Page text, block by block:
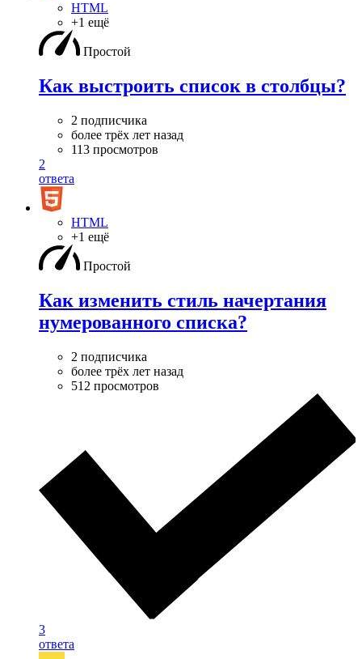
HTML
+1 ещё
Простой
Как выстроить список в столбцы?
2 подписчика
более трёх лет назад
113 просмотров
2
ответа
HTML
+1 ещё
Простой
Как изменить стиль начертания
нумерованного списка?
2 подписчика
более трёх лет назад
512 просмотров
3
ответа